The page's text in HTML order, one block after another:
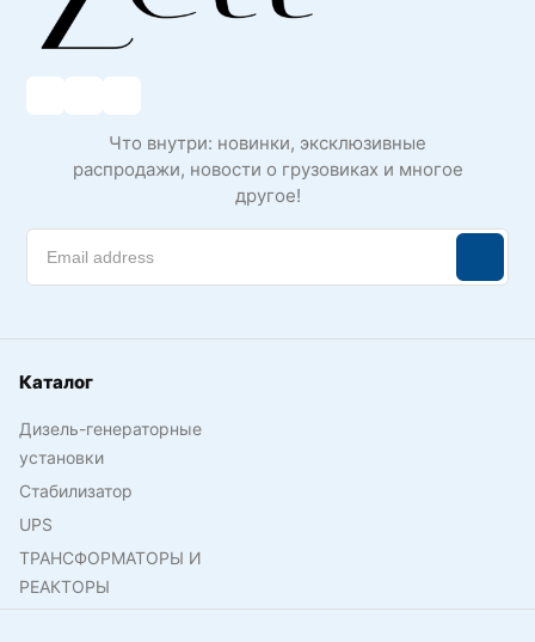
Что внутри: новинки, эксклюзивные
распродажи, новости о грузовиках и многое
другое!
Каталог
Дизель-генераторные
установки
Стабилизатор
UPS
ТРАНСФОРМАТОРЫ И
РЕАКТОРЫ